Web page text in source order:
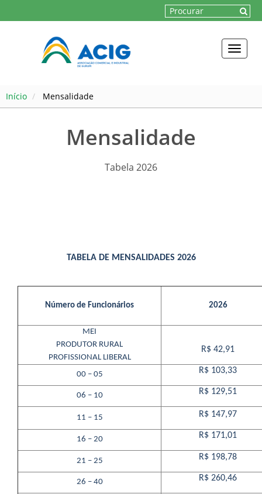
Toggle
Início Mensalidade
Mensalidade
Tabela 2026
TABELA DE MENSALIDADES 2026
Número de Funcionários 2026
MEI
PRODUTOR RURAL
PROFISSIONAL LIBERAL
R$ 42,91
00 – 05 R$ 103,33
06 – 10 R$ 129,51
11 – 15 R$ 147,97
16 – 20 R$ 171,01
21 – 25 R$ 198,78
26 – 40 R$ 260,46